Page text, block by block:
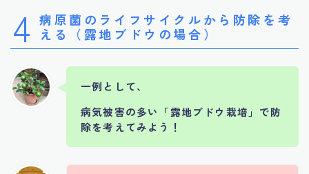
4 病原菌のライフサイクルから防除を考
える（露地ブドウの場合）
一例として、
病気被害の多い「露地ブドウ栽培」で防
除を考えてみよう！